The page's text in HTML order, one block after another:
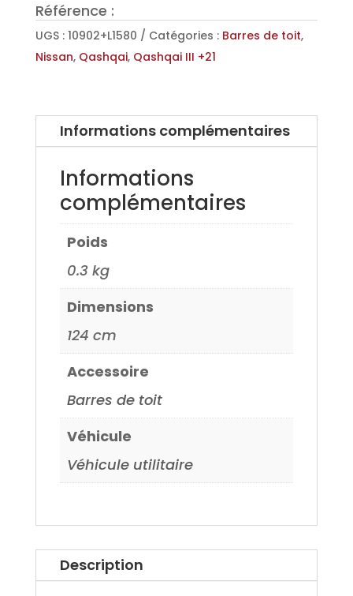
en
Aluminium
pour
3
21>
Référence :
UGS : 10902+L1580 Catégories : Barres de toit,
Nissan, Qashqai, Qashqai III +21
Informations complémentaires
Informations
complémentaires
Poids
0.3 kg
Dimensions
124 cm
Accessoire
Barres de toit
Véhicule
Véhicule utilitaire
Description